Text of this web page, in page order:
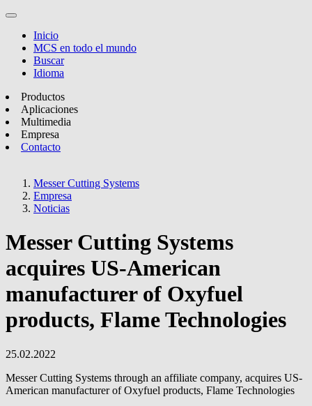
Inicio
MCS en todo el mundo
Buscar
Idioma
Productos
Aplicaciones
Multimedia
Empresa
Contacto
Messer Cutting Systems
Empresa
Noticias
Messer Cutting Systems
acquires US-American
manufacturer of Oxyfuel
products, Flame Technologies
25.02.2022
Messer Cutting Systems through an affiliate company, acquires US-
American manufacturer of Oxyfuel products, Flame Technologies